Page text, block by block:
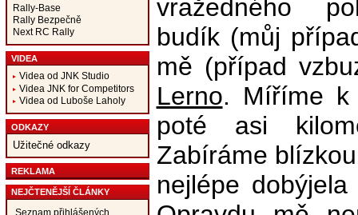
Rally-Base
Rally Bezpečně
Next RC Rally
VIDEA
Videa od JNK Studio
Videa JNK for Competitors
Videa od Luboše Laholy
ODKAZY
Užitečné odkazy
REKLAMA
NEJČTENĚJŠÍ ČLÁNKY
Seznam přihlášených
vražedného
budík (můj
mě (případ
Lerno. Míříme k
poté asi
Zabíráme
nejlépe